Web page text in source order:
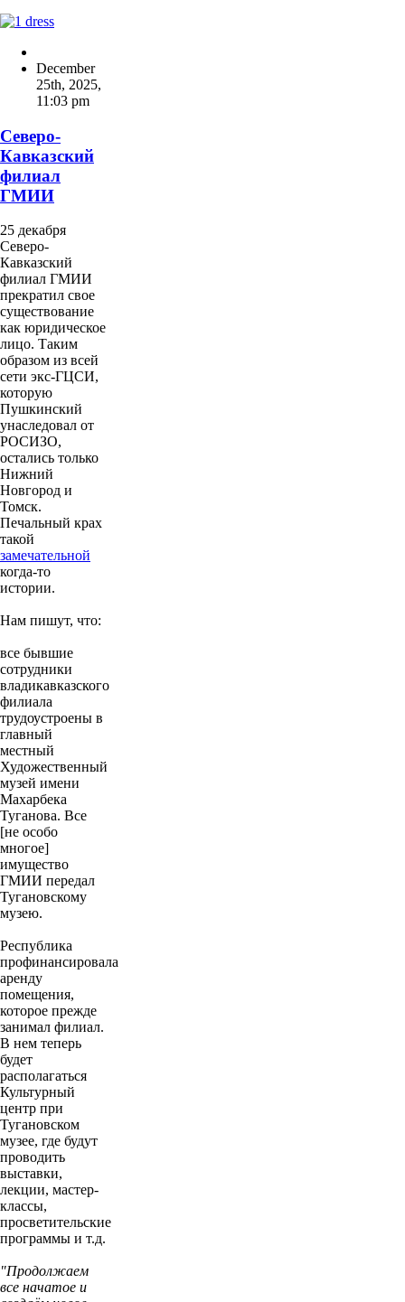
December
25th, 2025,
11:03 pm
Северо-
Кавказский
филиал
ГМИИ
25 декабря
Северо-
Кавказский
филиал ГМИИ
прекратил свое
существование
как юридическое
лицо. Таким
образом из всей
сети экс-ГЦСИ,
которую
Пушкинский
унаследовал от
РОСИЗО,
остались только
Нижний
Новгород и
Томск.
Печальный крах
такой
замечательной
когда-то
истории.
Нам пишут, что:
все бывшие
сотрудники
владикавказского
филиала
трудоустроены в
главный
местный
Художественный
музей имени
Махарбека
Туганова. Все
[не особо
многое]
имущество
ГМИИ передал
Тугановскому
музею.
Республика
профинансировала
аренду
помещения,
которое прежде
занимал филиал.
В нем теперь
будет
располагаться
Культурный
центр при
Тугановском
музее, где будут
проводить
выставки,
лекции, мастер-
классы,
просветительские
программы и т.д.
"Продолжаем
все начатое и